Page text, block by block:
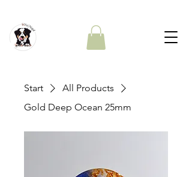
Start
All Products
Gold Deep Ocean 25mm